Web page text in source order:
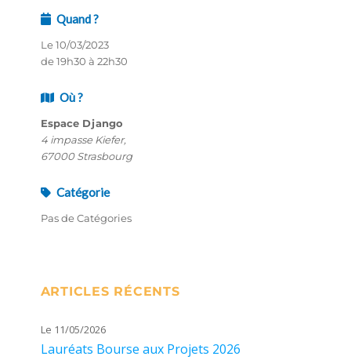
Quand ?
Le 10/03/2023
de 19h30 à 22h30
Où ?
Espace Django
4 impasse Kiefer,
67000 Strasbourg
Catégorie
Pas de Catégories
ARTICLES RÉCENTS
Le 11/05/2026
Lauréats Bourse aux Projets 2026